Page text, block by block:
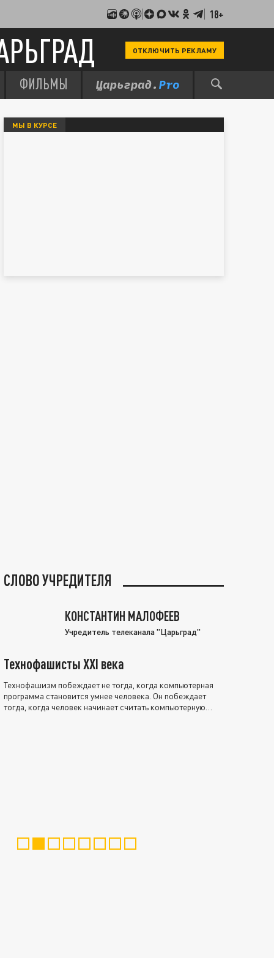
18+
ОТКЛЮЧИТЬ РЕКЛАМУ
ФИЛЬМЫ
МЫ В КУРСЕ
СЛОВО УЧРЕДИТЕЛЯ
КОНСТАНТИН МАЛОФЕЕВ
Учредитель телеканала "Царьград"
Технофашисты XXI века
Технофашизм побеждает не тогда, когда компьютерная
программа становится умнее человека. Он побеждает
тогда, когда человек начинает считать компьютерную